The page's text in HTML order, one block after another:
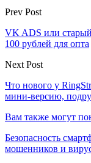
Prev Post
VK ADS или
100 рублей для опта
Next Post
Что нового у
мини-версию,
Вам также могут
Безопасность
мошенников и